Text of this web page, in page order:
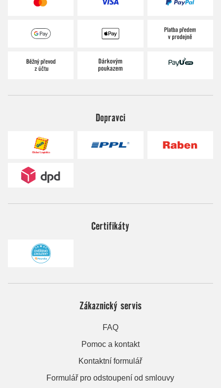
Dopravci
Certifikáty
Zákaznický servis
FAQ
Pomoc a kontakt
Kontaktní formulář
Formulář pro odstoupení od smlouvy